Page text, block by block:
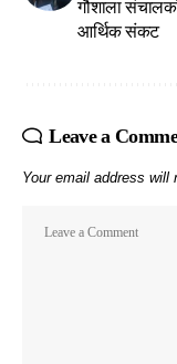
गौशाला
आर्थिक संकट
Leave a
Your email address will